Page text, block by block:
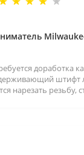
доработка
штифт
нарезать резьбу,